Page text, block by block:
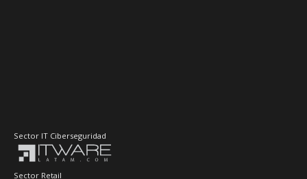
Sector IT Ciberseguridad
Sector Retail